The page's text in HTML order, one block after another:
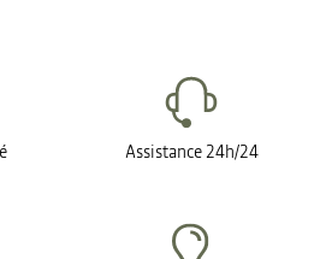
Assistance 24h/24